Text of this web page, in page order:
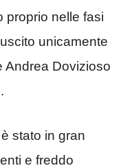
proprio nelle fasi
unicamente
Andrea Dovizioso
stato in gran
e freddo